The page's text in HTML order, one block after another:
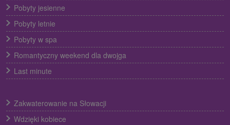
Pobyty jesienne
Pobyty letnie
Pobyty w spa
Romantyczny weekend dla dwojga
Last minute
Zakwaterowanie na Słowacji
Wdzięki kobiece